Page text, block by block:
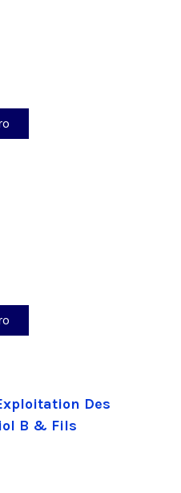
Des
B & Fils